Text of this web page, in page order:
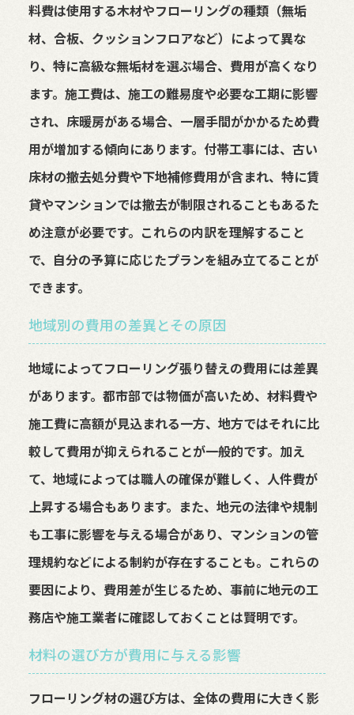
料費は使用する木材やフローリングの種類（無垢
材、合板、クッションフロアなど）によって異な
り、特に高級な無垢材を選ぶ場合、費用が高くなり
ます。施工費は、施工の難易度や必要な工期に影響
され、床暖房がある場合、一層手間がかかるため費
用が増加する傾向にあります。付帯工事には、古い
床材の撤去処分費や下地補修費用が含まれ、特に賃
貸やマンションでは撤去が制限されることもあるた
め注意が必要です。これらの内訳を理解すること
で、自分の予算に応じたプランを組み立てることが
できます。
地域別の費用の差異とその原因
地域によってフローリング張り替えの費用には差異
があります。都市部では物価が高いため、材料費や
施工費に高額が見込まれる一方、地方ではそれに比
較して費用が抑えられることが一般的です。加え
て、地域によっては職人の確保が難しく、人件費が
上昇する場合もあります。また、地元の法律や規制
も工事に影響を与える場合があり、マンションの管
理規約などによる制約が存在することも。これらの
要因により、費用差が生じるため、事前に地元の工
務店や施工業者に確認しておくことは賢明です。
材料の選び方が費用に与える影響
フローリング材の選び方は、全体の費用に大きく影